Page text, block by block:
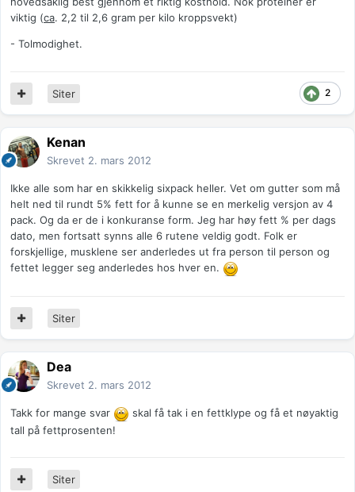
viktig (ca. 2,2 til 2,6 gram per kilo kroppsvekt)
- Tolmodighet.
2
Siter
Kenan
Skrevet 2. mars 2012
Ikke alle som har en skikkelig sixpack heller. Vet om gutter som må
helt ned til rundt 5% fett for å kunne se en merkelig versjon av 4
pack. Og da er de i konkuranse form. Jeg har høy fett % per dags
dato, men fortsatt synns alle 6 rutene veldig godt. Folk er
forskjellige, musklene ser anderledes ut fra person til person og
fettet legger seg anderledes hos hver en.
Siter
Dea
Skrevet 2. mars 2012
Takk for mange svar
skal få tak i en fettklype og få et nøyaktig
tall på fettprosenten!
Siter